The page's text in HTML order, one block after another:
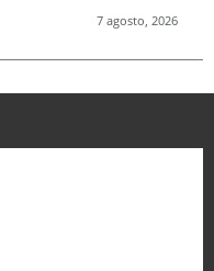
7 agosto, 2026